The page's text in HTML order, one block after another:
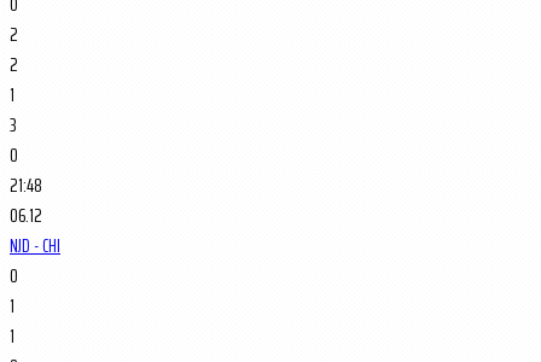
2
2
1
3
0
21:48
06.12
NJD - CHI
0
1
1